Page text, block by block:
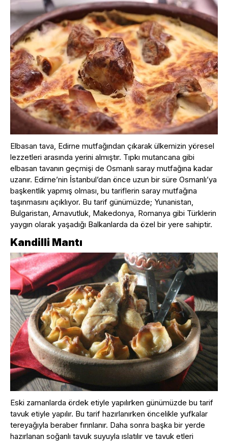
Elbasan tava, Edirne mutfağından çıkarak ülkemizin yöresel
lezzetleri arasında yerini almıştır. Tıpkı mutancana gibi
elbasan tavanın geçmişi de Osmanlı saray mutfağına kadar
uzanır. Edirne’nin İstanbul’dan önce uzun bir süre Osmanlı’ya
başkentlik yapmış olması, bu tariflerin saray mutfağına
taşınmasını açıklıyor. Bu tarif günümüzde; Yunanistan,
Bulgaristan, Arnavutluk, Makedonya, Romanya gibi Türklerin
yaygın olarak yaşadığı Balkanlarda da özel bir yere sahiptir.
Kandilli Mantı
Eski zamanlarda ördek etiyle yapılırken günümüzde bu tarif
tavuk etiyle yapılır. Bu tarif hazırlanırken öncelikle yufkalar
tereyağıyla beraber fırınlanır. Daha sonra başka bir yerde
hazırlanan soğanlı tavuk suyuyla ıslatılır ve tavuk etleri